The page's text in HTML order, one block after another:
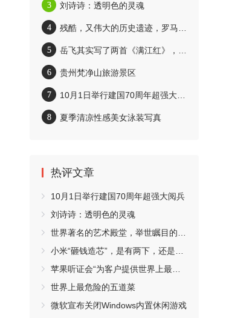
3 刘诗诗：透明色的灵魂
4 残酷，又伟大的历史遗迹，罗马斗兽场
5 岳飞其实写了两首《满江红》，你都读过吗？
6 贵州梵净山旅游景区
7 10月1日举行建国70周年超强大阅兵
8 夏季清凉性感美女泳装写真
热评文章
10月1日举行建国70周年超强大阅兵
刘诗诗：透明色的灵魂
世界著名的艺术殿堂，举世瞩目的万宝之宫卢浮宫
小米“砸钱造芯”，是有两下，还是凑热闹
苹果听证会“为客户提供世界上最好产品和生态系统”
世界上最危险的五道菜
微软宣布关闭Windows内置休闲游戏